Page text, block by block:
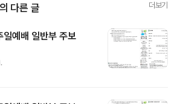
의 다른 글 더보기
예배 일반부 주보